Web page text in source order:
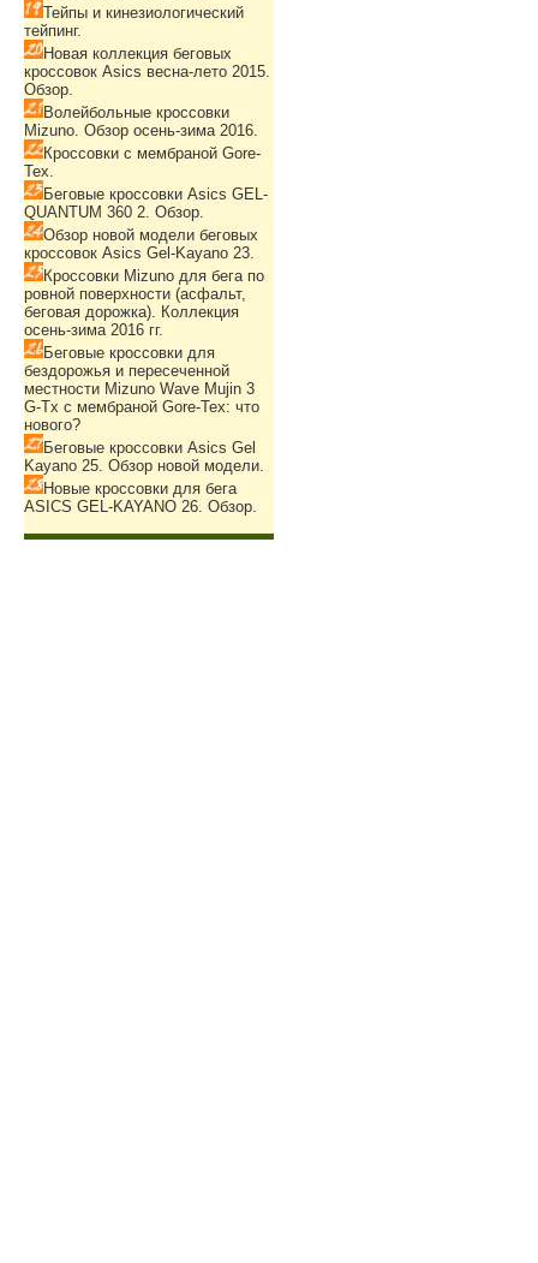
Тейпы и кинезиологический
тейпинг.
Новая коллекция беговых
кроссовок Asics весна-лето 2015.
Обзор.
Волейбольные кроссовки
Mizuno. Обзор осень-зима 2016.
Кроссовки с мембраной Gore-
Tex.
Беговые кроссовки Asics GEL-
QUANTUM 360 2. Обзор.
Обзор новой модели беговых
кроссовок Asics Gel-Kayano 23.
Кроссовки Mizuno для бега по
ровной поверхности (асфальт,
беговая дорожка). Коллекция
осень-зима 2016 гг.
Беговые кроссовки для
бездорожья и пересеченной
местности Mizuno Wave Mujin 3
G-Tx с мембраной Gore-Tex: что
нового?
Беговые кроссовки Asics Gel
Kayano 25. Обзор новой модели.
Новые кроссовки для бега
ASICS GEL-KAYANO 26. Обзор.